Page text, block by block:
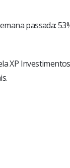
passada:
XP